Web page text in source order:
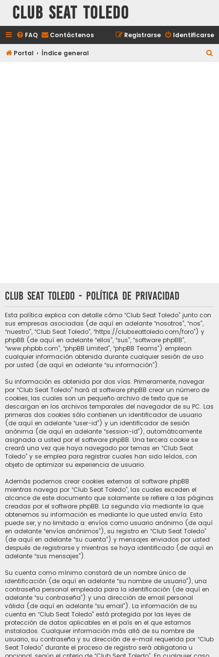
Club Seat Toledo
FAQ Contáctenos Identificarse
Registrarse
Portal Índice general
Club Seat Toledo - Política de privacidad
Esta política explica con detalle cómo “Club Seat Toledo” junto con
sus empresas asociadas (de aquí en adelante “nosotros”, “nos”,
“nuestro”, “Club Seat Toledo”, “https://clubseattoledo.com/foro”) y
phpBB (de aquí en adelante “ellos”, “sus”, “software phpBB”,
“www.phpbb.com”, “phpBB Limited”, “phpBB Teams”) emplean
cualquier información obtenida durante cualquier sesión de uso
por usted (de aquí en adelante “su información”).
Su información es obtenida por dos vías. Primeramente, navegar
por “Club Seat Toledo” hará al software phpBB crear un número de
cookies, las cuales son un pequeño archivo de texto que se
descargan en los archivos temporales del navegador de su PC. Las
primeras dos cookies sólo contienen un identificador de usuario
(de aquí en adelante “user-id”) y un identificador de sesión
anónima (de aquí en adelante “session-id”), automáticamente
asignada a usted por el software phpBB. Una tercera cookie se
creará una vez que haya navegado por temas en “Club Seat
Toledo” y se emplea para registrar cuales han sido leídos, con
objeto de optimizar su experiencia de usuario.
Además podemos crear cookies externas al software phpBB
mientras navega por “Club Seat Toledo”, las cuales exceden el
alcance de este documento que solamente se refiere a las páginas
creadas por el software phpBB. La segunda vía mediante la que
obtenemos su información es mediante lo que usted envía. Esto
puede ser, y no limitado a: envíos como usuario anónimo (de aquí
en adelante “envíos anónimos”), su registro en “Club Seat Toledo”
(de aquí en adelante “su cuenta”) y mensajes enviados por usted
después de registrarse y mientras se haya identificado (de aquí en
adelante “sus mensajes”).
Su cuenta como mínimo constará de un nombre único de
identificación (de aquí en adelante “su nombre de usuario”), una
contraseña personal empleada para la identificación (de aquí en
adelante “su contraseña”) y una dirección de email personal
válida (de aquí en adelante “su email”). La información de su
cuenta en “Club Seat Toledo” está protegida por las leyes de
protección de datos aplicables en el país en el que estamos
instalados. Cualquier información más allá de su nombre de
usuario, su contraseña y su dirección de e-mail requerida por “Club
Seat Toledo” durante el proceso de registro será obligatoria u